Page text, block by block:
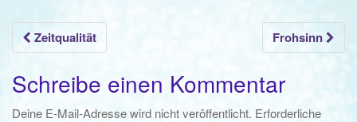
Beitrags-
Navigation
Zeitqualität Frohsinn
Schreibe einen Kommentar
Deine E-Mail-Adresse wird nicht veröffentlicht. Erforderliche